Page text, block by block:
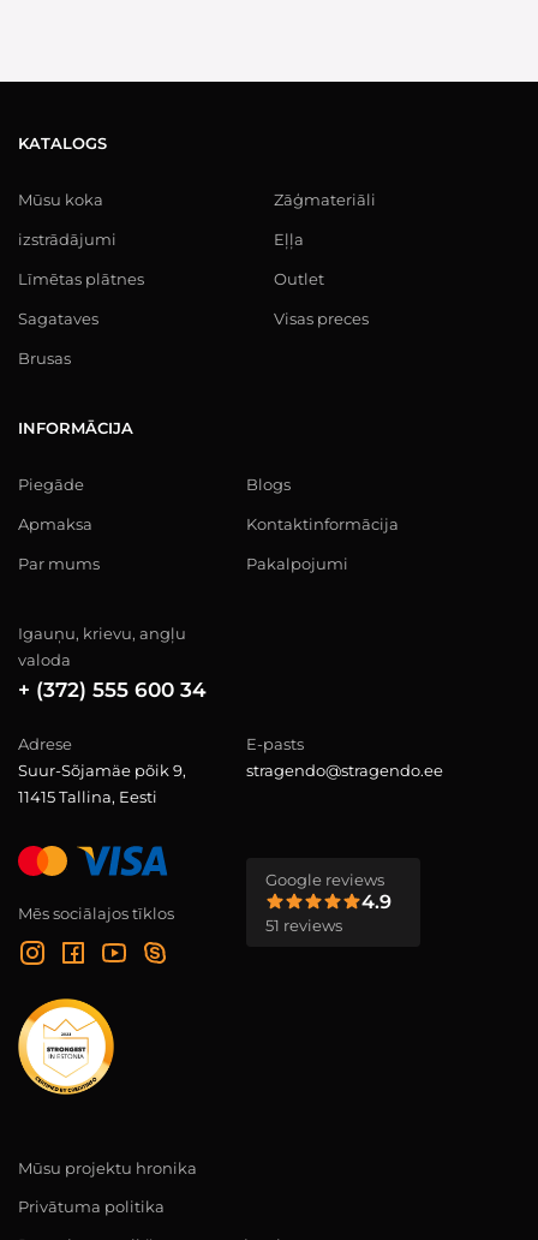
KATALOGS
Mūsu koka
izstrādājumi
Līmētas plātnes
Sagataves
Brusas
Zāģmateriāli
Eļļa
Outlet
Visas preces
INFORMĀCIJA
Piegāde
Apmaksa
Par mums
Blogs
Kontaktinformācija
Pakalpojumi
Igauņu, krievu, angļu
valoda
+ (372) 555 600 34
Adrese
Suur-Sõjamäe põik 9,
11415 Tallina, Eesti
E-pasts
stragendo@stragendo.ee
Mēs sociālajos tīklos
Google reviews
4.9
51 reviews
Mūsu projektu hronika
Privātuma politika